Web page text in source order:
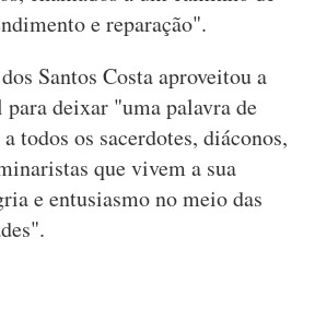
e reparação".
Santos Costa aproveitou a
para deixar "uma palavra de
todos os sacerdotes, diáconos,
que vivem a sua
e entusiasmo no meio das